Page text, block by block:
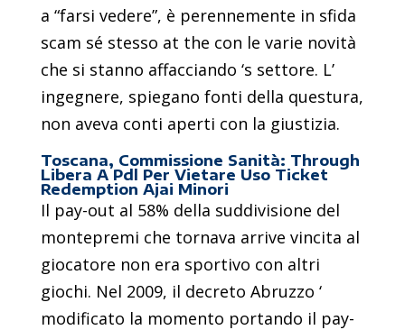
a “farsi vedere”, è perennemente in sfida
scam sé stesso at the con le varie novità
che si stanno affacciando ‘s settore. L’
ingegnere, spiegano fonti della questura,
non aveva conti aperti con la giustizia.
Toscana, Commissione Sanità: Through
Libera A Pdl Per Vietare Uso Ticket
Redemption Ajai Minori
Il pay-out al 58% della suddivisione del
montepremi che tornava arrive vincita al
giocatore non era sportivo con altri
giochi. Nel 2009, il decreto Abruzzo ‘
modificato la momento portando il pay-